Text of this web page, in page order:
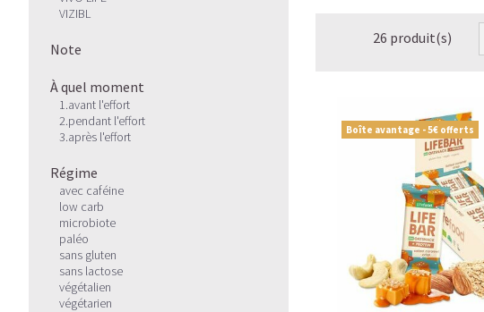
VIZIBL
Note
À quel moment
1.avant l'effort
2.pendant l'effort
3.après l'effort
Régime
avec caféine
low carb
microbiote
paléo
sans gluten
sans lactose
végétalien
végétarien
26 produit(s)
Boîte avantage - 5€ offerts